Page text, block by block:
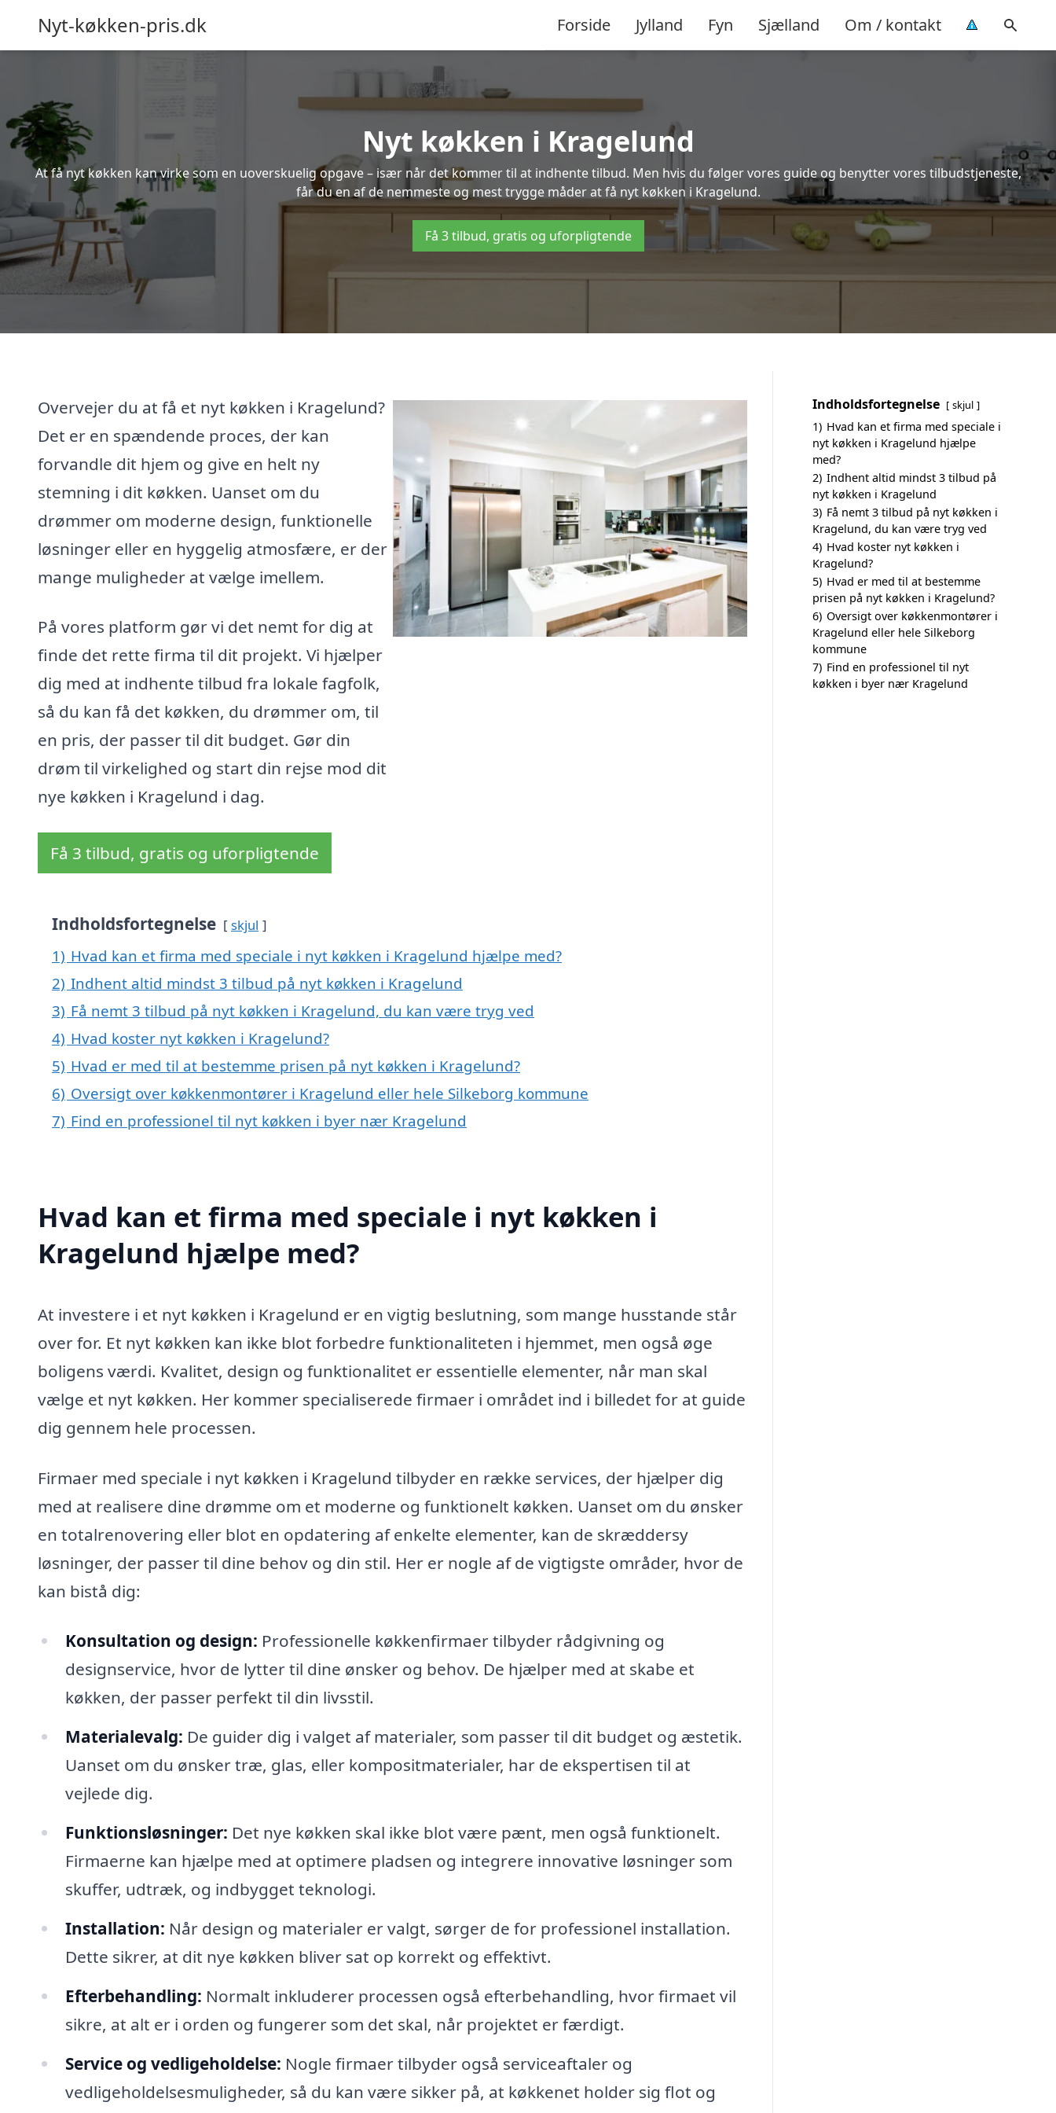
Nyt-køkken-pris.dk Forside Jylland Fyn Sjælland Om / kontakt
Nyt køkken i Kragelund
At få nyt køkken kan virke som en uoverskuelig opgave – især når det kommer til at indhente tilbud. Men hvis du følger vores guide og benytter vores tilbudstjeneste,
får du en af de nemmeste og mest trygge måder at få nyt køkken i Kragelund.
Få 3 tilbud, gratis og uforpligtende
Overvejer du at få et nyt køkken i Kragelund?
Det er en spændende proces, der kan
forvandle dit hjem og give en helt ny
stemning i dit køkken. Uanset om du
drømmer om moderne design, funktionelle
løsninger eller en hyggelig atmosfære, er der
mange muligheder at vælge imellem.
På vores platform gør vi det nemt for dig at
finde det rette firma til dit projekt. Vi hjælper
dig med at indhente tilbud fra lokale fagfolk,
så du kan få det køkken, du drømmer om, til
en pris, der passer til dit budget. Gør din
drøm til virkelighed og start din rejse mod dit
nye køkken i Kragelund i dag.
Få 3 tilbud, gratis og uforpligtende
Indholdsfortegnelse skjul
1) Hvad kan et firma med speciale i nyt køkken i Kragelund hjælpe med?
2) Indhent altid mindst 3 tilbud på nyt køkken i Kragelund
3) Få nemt 3 tilbud på nyt køkken i Kragelund, du kan være tryg ved
4) Hvad koster nyt køkken i Kragelund?
5) Hvad er med til at bestemme prisen på nyt køkken i Kragelund?
6) Oversigt over køkkenmontører i Kragelund eller hele Silkeborg kommune
7) Find en professionel til nyt køkken i byer nær Kragelund
Hvad kan et firma med speciale i nyt køkken i
Kragelund hjælpe med?
At investere i et nyt køkken i Kragelund er en vigtig beslutning, som mange husstande står
over for. Et nyt køkken kan ikke blot forbedre funktionaliteten i hjemmet, men også øge
boligens værdi. Kvalitet, design og funktionalitet er essentielle elementer, når man skal
vælge et nyt køkken. Her kommer specialiserede firmaer i området ind i billedet for at guide
dig gennem hele processen.
Firmaer med speciale i nyt køkken i Kragelund tilbyder en række services, der hjælper dig
med at realisere dine drømme om et moderne og funktionelt køkken. Uanset om du ønsker
en totalrenovering eller blot en opdatering af enkelte elementer, kan de skræddersy
løsninger, der passer til dine behov og din stil. Her er nogle af de vigtigste områder, hvor de
kan bistå dig:
Konsultation og design: Professionelle køkkenfirmaer tilbyder rådgivning og
designservice, hvor de lytter til dine ønsker og behov. De hjælper med at skabe et
køkken, der passer perfekt til din livsstil.
Materialevalg: De guider dig i valget af materialer, som passer til dit budget og æstetik.
Uanset om du ønsker træ, glas, eller kompositmaterialer, har de ekspertisen til at
vejlede dig.
Funktionsløsninger: Det nye køkken skal ikke blot være pænt, men også funktionelt.
Firmaerne kan hjælpe med at optimere pladsen og integrere innovative løsninger som
skuffer, udtræk, og indbygget teknologi.
Installation: Når design og materialer er valgt, sørger de for professionel installation.
Dette sikrer, at dit nye køkken bliver sat op korrekt og effektivt.
Efterbehandling: Normalt inkluderer processen også efterbehandling, hvor firmaet vil
sikre, at alt er i orden og fungerer som det skal, når projektet er færdigt.
Service og vedligeholdelse: Nogle firmaer tilbyder også serviceaftaler og
vedligeholdelsesmuligheder, så du kan være sikker på, at køkkenet holder sig flot og
Indholdsfortegnelse skjul
1) Hvad kan et firma med speciale i
nyt køkken i Kragelund hjælpe
med?
2) Indhent altid mindst 3 tilbud på
nyt køkken i Kragelund
3) Få nemt 3 tilbud på nyt køkken i
Kragelund, du kan være tryg ved
4) Hvad koster nyt køkken i
Kragelund?
5) Hvad er med til at bestemme
prisen på nyt køkken i Kragelund?
6) Oversigt over køkkenmontører i
Kragelund eller hele Silkeborg
kommune
7) Find en professionel til nyt
køkken i byer nær Kragelund